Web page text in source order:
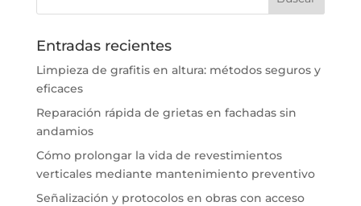
Entradas recientes
Limpieza de grafitis en altura: métodos seguros y
eficaces
Reparación rápida de grietas en fachadas sin
andamios
Cómo prolongar la vida de revestimientos
verticales mediante mantenimiento preventivo
Señalización y protocolos en obras con acceso